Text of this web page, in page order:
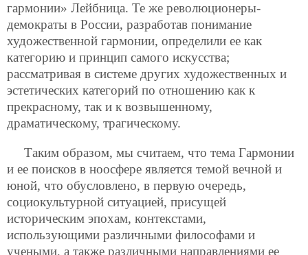
гармонии» Лейбница. Те же революционеры-
демократы в России, разработав понимание
художественной гармонии, определили ее как
категорию и принцип самого искусства;
рассматривая в системе других художественных и
эстетических категорий по отношению как к
прекрасному, так и к возвышенному,
драматическому, трагическому.
Таким образом, мы считаем, что тема Гармонии
и ее поисков в ноосфере является темой вечной и
юной, что обусловлено, в первую очередь,
социокультурной ситуацией, присущей
историческим эпохам, контекстами,
использующими различными философами и
учеными, а также различными направлениями ее